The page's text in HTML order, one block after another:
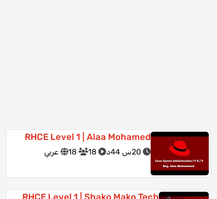
RHCE Level 1 | Alaa Mohamed
20س 44د 18
18 عربي